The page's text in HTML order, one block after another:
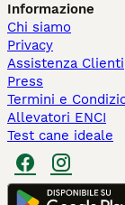
Informazione
Chi siamo
Privacy
Assistenza Clienti
Press
Termini e
Allevatori ENCI
Test cane ideale